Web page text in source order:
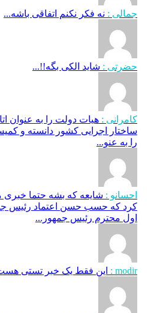
جمالی : نه فکر نکنم اتفاقی باشه...
حضرتی : شاید الکی بگه!!...
کامرانی : هیات دولت را به عنوان
را به عنو...
احسانو : شایعه که بشه حتما خبری
کرد که حسب حسن اعتماد رئیس
اول محترم رئیس جمهور...
modir : این فقط یک خبر تستی